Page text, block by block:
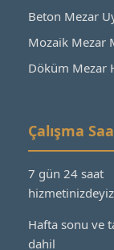
Beton Mezar
Mozaik Mezar
Döküm Mezar
Çalışma
7 gün 24 saat
hizmetinizdeyiz
Hafta sonu ve
dahil